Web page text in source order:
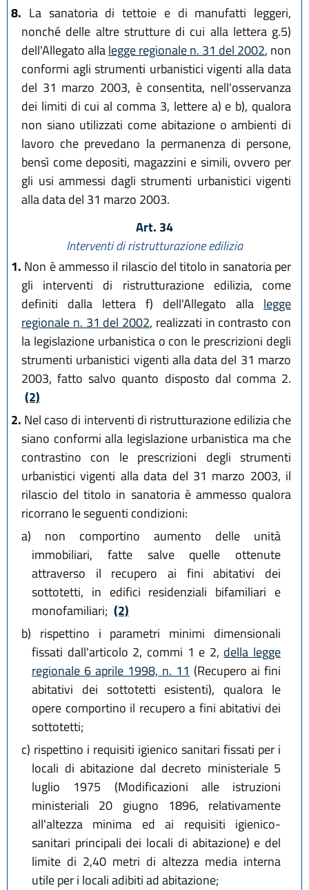
8. La sanatoria di tettoie e di manufatti leggeri,
nonché delle altre strutture di cui alla lettera g.5)
dell'Allegato allalegge regionale n. 31 del 2002, non
conformi agli strumenti urbanistici vigenti alla data
del 31 marzo 2003, è consentita, nell'osservanza
dei limiti di cui al comma 3, lettere a) e b), qualora
non siano utilizzati come abitazione o ambienti di
lavoro che prevedano la permanenza di persone,
bensì come depositi, magazzini e simili, ovvero per
gli usi ammessi dagli strumenti urbanistici vigenti
alla data del 31 marzo 2003.
Art. 34
Interventi di ristrutturazione edilizia
1. Non è ammesso il rilascio del titolo in sanatoria per
gli interventi di ristrutturazione edilizia, come
definiti dalla lettera f) dell'Allegato alla legge
regionale n. 31 del 2002, realizzati in contrasto con
la legislazione urbanistica o con le prescrizioni degli
strumenti urbanistici vigenti alla data del 31 marzo
2003, fatto salvo quanto disposto dal comma 2.
(2)
2. Nel caso di interventi di ristrutturazione edilizia che
siano conformi alla legislazione urbanistica ma che
contrastino con le prescrizioni degli strumenti
urbanistici vigenti alla data del 31 marzo 2003, il
rilascio del titolo in sanatoria è ammesso qualora
ricorrano le seguenti condizioni:
a) non comportino aumento delle unità
immobiliari, fatte salve quelle ottenute
attraverso il recupero ai fini abitativi dei
sottotetti, in edifici residenziali bifamiliari e
monofamiliari; (2)
b) rispettino i parametri minimi dimensionali
fissati dall'articolo 2, commi 1 e 2, della legge
regionale 6 aprile 1998, n. 11 (Recupero ai fini
abitativi dei sottotetti esistenti), qualora le
opere comportino il recupero a fini abitativi dei
sottotetti;
c) rispettino i requisiti igienico sanitari fissati per i
locali di abitazione dal decreto ministeriale 5
luglio 1975 (Modificazioni alle istruzioni
ministeriali 20 giugno 1896, relativamente
all'altezza minima ed ai requisiti igienico-
sanitari principali dei locali di abitazione) e del
limite di 2,40 metri di altezza media interna
utile per i locali adibiti ad abitazione;